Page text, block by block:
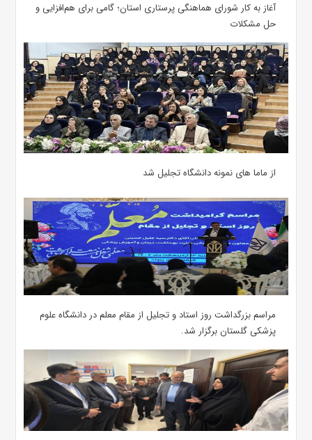
آغاز به کار شورای هماهنگی پرستاری استان؛ گامی برای هم‌افزایی و
حل مشکلات
از ماما های نمونه دانشگاه تجلیل شد
مراسم بزرگداشت روز استاد و تجلیل از مقام معلم در دانشگاه علوم
پزشکی گلستان برگزار شد.‌